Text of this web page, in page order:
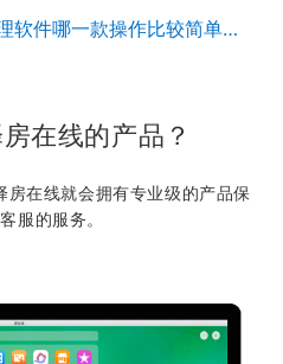
房产中介管理软件哪一款操作比较简单容易学？
在线的产品？
房在线就会拥有专业级的产品保
服的服务。